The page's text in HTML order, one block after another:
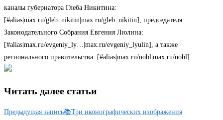
каналы губернатора Глеба Никитина:
[#alias|max.ru/gleb_nikitin|max.ru/gleb_nikitin], председателя
Законодательного Собрания Евгения Люлина:
[#alias|max.ru/evgeniy_ly…|max.ru/evgeniy_lyulin], а также
регионального правительства: [#alias|max.ru/nobl|max.ru/nobl]
Читать далее статьи
Предыдущая запись📚Три иконографических изображения